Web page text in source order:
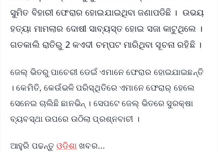
ସୁମିତ ବିହାରୀ ଫେରାର ହୋଇଯାଇଥିବା ଜଣାପଡିଛି । ଉଭୟ
ହତ୍ୟା ମାମଲାର ଦୋଷୀ ସାବ୍ୟସ୍ତ ହୋଇ ସଜା କାଟୁଥିଲେ ।
ଗତକାଲି ରାତିରୁ 2 କଏଦୀ ଚମ୍ପଟ ମାରିଥିବା ସୂଚନା ରହିଛି ।
ଜେଲ୍‌ ଭିତରୁ ପାଚେରୀ ଡେଇଁ ଏମାନେ ଫେରାର ହୋଇଯାଇଛନ୍ତି
। କେମିତି, କେଉଁଭଳି ପରିସ୍ଥିତିରେ ଏମାନେ ଫେରାର୍ ହେଲେ
ସେନେଇ ଚାଲିଛି ଛାନଭିନ୍ । ସେପଟେ ଜେଲ୍ ଭିତରେ ସୁରକ୍ଷା
ବ୍ୟବସ୍ଥା ଉପରେ ଉଠିଲା ପ୍ରଶ୍ନବାଚୀ ।
ଆହୁରି ପଢନ୍ତୁ ଓଡିଶା ଖବର...